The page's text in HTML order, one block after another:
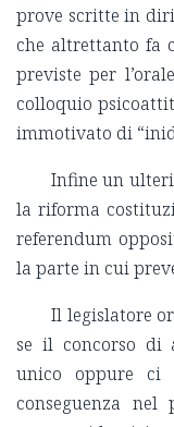
prove scritte in
che altrettanto fa
previste per
colloquio
immotivato di
Infine un
la riforma
referendum
la parte in cui
Il legislatore
se il concorso di
unico oppure ci
conseguenza